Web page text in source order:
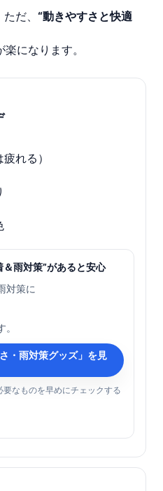
だ、 “動きやすさと快適
になります。
れる）
雨対策”があると安心
対策に
・雨対策グッズ」を見
なものを早めにチェックする